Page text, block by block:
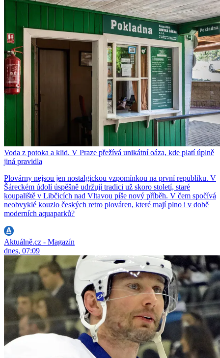
Voda z potoka a klid. V Praze přežívá unikátní oáza, kde platí úplně
jiná pravidla
Plovárny nejsou jen nostalgickou vzpomínkou na první republiku. V
Šáreckém údolí úspěšně udržují tradici už skoro století, staré
koupaliště v Libčicích nad Vltavou píše nový příběh. V čem spočívá
neobvyklé kouzlo českých retro plováren, které mají plno i v době
moderních aquaparků?
Aktuálně.cz - Magazín
dnes, 07:09